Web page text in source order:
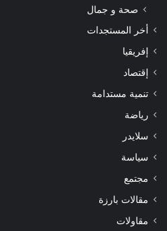
صحة و جمال
أخر المستجدات
إفريقيا
إقتصاد
تنمية مستدامة
رياضة
سلايدر
سياسة
مجتمع
مقالات بارزة
مقاولات